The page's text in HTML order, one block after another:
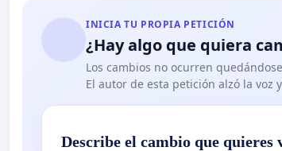
INICIA TU PROPIA PETICIÓN
¿Hay algo que quiera
Los cambios no ocurren
El autor de esta petición alzó la voz
Describe el cambio que quieres